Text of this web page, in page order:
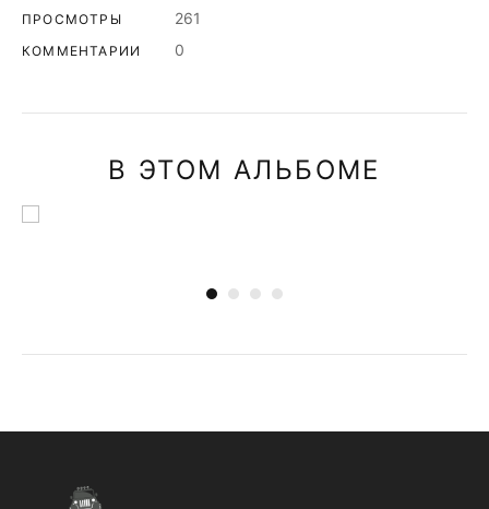
ПРОСМОТРЫ 261
КОММЕНТАРИИ 0
В ЭТОМ АЛЬБОМЕ